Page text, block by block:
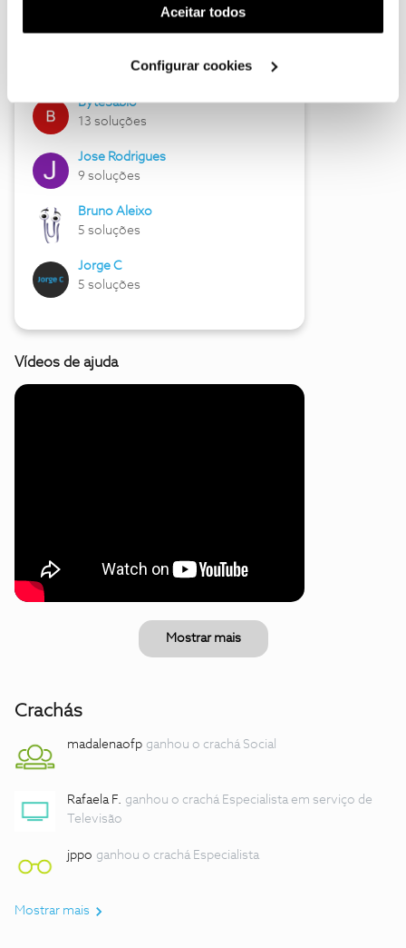
(cookies de publicidade personalizada). Pode gerir a
utilização dos cookies clicando em "Configurar
Aceitar todos
Configurar cookies
Hall of Fame de julho
17 soluções
ByteSábio
13 soluções
Jose Rodrigues
9 soluções
Bruno Aleixo
5 soluções
Jorge C
5 soluções
Vídeos de ajuda
Mostrar mais
Crachás
madalenaofp ganhou o crachá Social
Rafaela F. ganhou o crachá Especialista em serviço de
Televisão
jppo ganhou o crachá Especialista
Mostrar mais